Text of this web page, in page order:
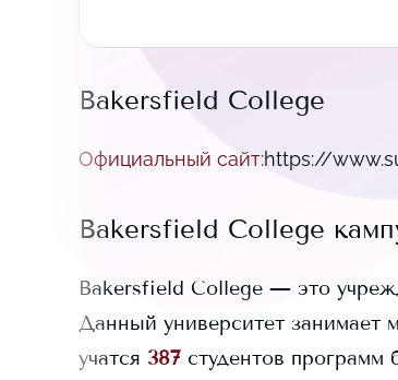
Bakersfield College
Официальный сайт:https://
Bakersfield College
Bakersfield College — это
Данный университет занимает
учатся 387 студентов программ